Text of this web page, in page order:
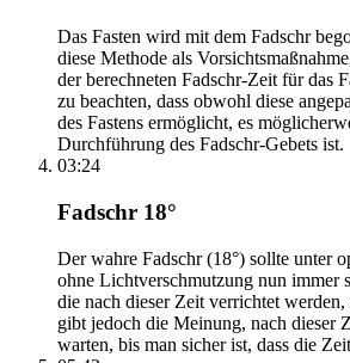
Das Fasten wird mit dem Fadschr
diese Methode als
der berechneten Fadschr-Zeit für das
zu beachten, dass obwohl diese
des Fastens ermöglicht, es
Durchführung des Fadschr-Gebets ist.
03:24
Fadschr 18°
Der wahre Fadschr (18°) sollte unter
ohne Lichtverschmutzung nun immer
die nach dieser Zeit verrichtet
gibt jedoch die Meinung, nach dieser
warten, bis man sicher ist, dass die